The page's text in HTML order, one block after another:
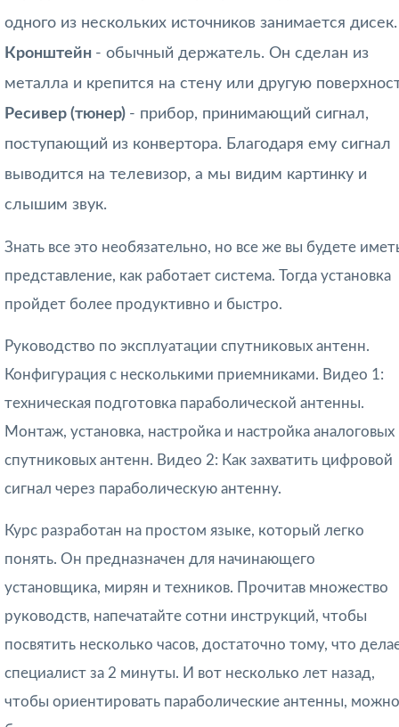
одного из нескольких источников занимается дисек.
Кронштейн - обычный держатель. Он сделан из
металла и крепится на стену или другую
Ресивер (тюнер) - прибор, принимающий сигнал,
поступающий из конвертора. Благодаря ему сигнал
выводится на телевизор, а мы видим картинку и
слышим звук.
Знать все это необязательно, но все же вы будете
представление, как работает система. Тогда установка
пройдет более продуктивно и быстро.
Руководство по эксплуатации спутниковых антенн.
Конфигурация с несколькими приемниками. Видео 1:
техническая подготовка параболической антенны.
Монтаж, установка, настройка и настройка аналоговых
спутниковых антенн. Видео 2: Как захватить цифровой
сигнал через параболическую антенну.
Курс разработан на простом языке, который легко
понять. Он предназначен для начинающего
установщика, мирян и техников. Прочитав множество
руководств, напечатайте сотни инструкций, чтобы
посвятить несколько часов, достаточно тому, что
специалист за 2 минуты. И вот несколько лет назад,
чтобы ориентировать параболические антенны, можно